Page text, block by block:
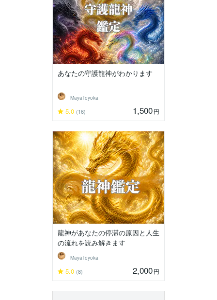
あなたの守護龍神がわかります
MayaToyoka
5.0 (16) 1,500円
龍神があなたの停滞の原因と人生
の流れを読み解きます
MayaToyoka
5.0 (8) 2,000円